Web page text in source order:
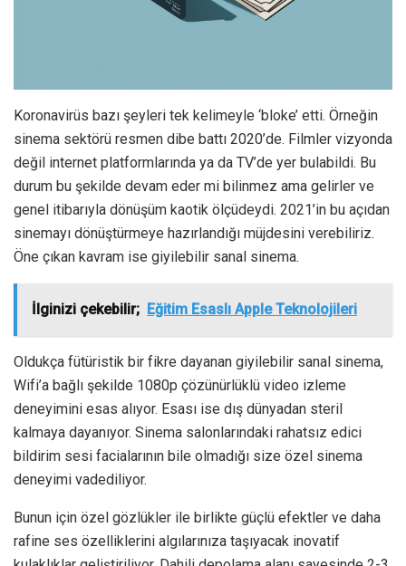
Koronavirüs bazı şeyleri tek kelimeyle ‘bloke’ etti. Örneğin
sinema sektörü resmen dibe battı 2020’de. Filmler vizyonda
değil internet platformlarında ya da TV’de yer bulabildi. Bu
durum bu şekilde devam eder mi bilinmez ama gelirler ve
genel itibarıyla dönüşüm kaotik ölçüdeydi. 2021’in bu açıdan
sinemayı dönüştürmeye hazırlandığı müjdesini verebiliriz.
Öne çıkan kavram ise giyilebilir sanal sinema.
İlginizi çekebilir; Eğitim Esaslı Apple Teknolojileri
Oldukça fütüristik bir fikre dayanan giyilebilir sanal sinema,
Wifi’a bağlı şekilde 1080p çözünürlüklü video izleme
deneyimini esas alıyor. Esası ise dış dünyadan steril
kalmaya dayanıyor. Sinema salonlarındaki rahatsız edici
bildirim sesi facialarının bile olmadığı size özel sinema
deneyimi vadediliyor.
Bunun için özel gözlükler ile birlikte güçlü efektler ve daha
rafine ses özelliklerini algılarınıza taşıyacak inovatif